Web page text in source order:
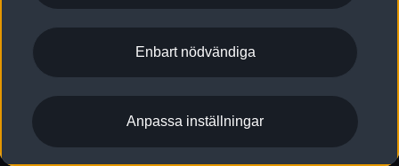
Lediga tjänster huvudkontor
Lediga tjänster hos Audi Återförsäljare
Kommentar till mediauppgifter om dataläcka
Enbart nödvändiga
Anpassa inställningar